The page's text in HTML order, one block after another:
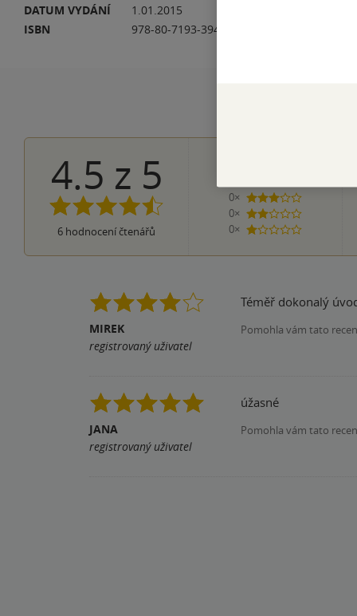
DATUM VYDÁNÍ
1.01.2015
ISBN
978-80-7193-394-6
4.5 z 5
6 hodnocení čtenářů
4 hvězdičky
0×
3 hvězdičky
0×
2 hvězdičky
0×
1 hvezdička
MIREK
registrovaný uživatel
Téměř dokonalý
Pomohla vám tato
JANA
registrovaný uživatel
úžasné
Pomohla vám tato